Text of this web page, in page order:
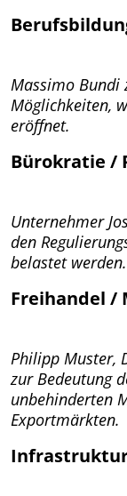
Massimo Bundi
Möglichkeiten,
eröffnet.
Bürokratie /
Unternehmer
den
belastet werden.
Freihandel /
Philipp Muster,
zur Bedeutung
unbehinderten
Exportmärkten.